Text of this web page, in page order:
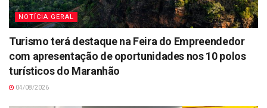
NOTÍCIA GERAL
Turismo terá destaque na Feira do Empreendedor
com apresentação de oportunidades nos 10 polos
turísticos do Maranhão
04/08/2026